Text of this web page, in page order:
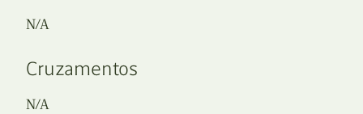
N/A
Cruzamentos
N/A